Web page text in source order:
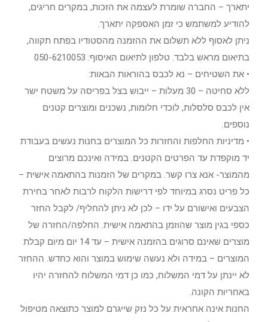
יתארך – החברה שומרת לעצמה את הזכות, במקרים חריגים,
להודיע למשתמש כי זמן האספקה יתארך.
ניתן לאסוף ללא תשלום את ההזמנה מהסטודיו בפתח תקווה,
בתיאום מראש בלבד. טלפון לתיאום האיסוף: 050-6210053
• את השטיחים – נא לכבס בהוראות הבאות:
ללא סחיטה – 30 מעלות – ייבוש בצל בפריסה על משטח ישר
אין לכבס סלסלות, לוכדי חלומות, נשכנים ומוצרים קטנים
נוספים.
• מדיניות החלפות והחזרות כל המוצרים בחנות נעשים בעבודת
יד מוקפדת עד הפרטים הקטנים. במידה ואינכם מרוצים
מהמוצר- אנא צרו קשר. במקרים של הזמנות בהתאמה אישית –
כל פריט נסרג במיוחד לפי דרישות הלקוח לרבות לאחר בחירת
הצבעים ואישורם על ידו – לכן לא ניתן להחליף/ לקבל החזר
כספי בגין מוצר שהוזמן בהתאמה אישית. החלפה/החזרה של
מוצרים שאינם סרוגים בהזמנה אישית – עד 14 יום מיום קבלת
המוצרים – במידה ולא נעשה שימוש במוצר והוא כחדש. ההחזר
לא יינתן על דמי המשלוח, כמו כן דמי המשלוח להחזרה יהיו
באחריות הקונה.
החנות אינה אחראית על כל נזק שייגרם למוצר כתוצאה מטיפול